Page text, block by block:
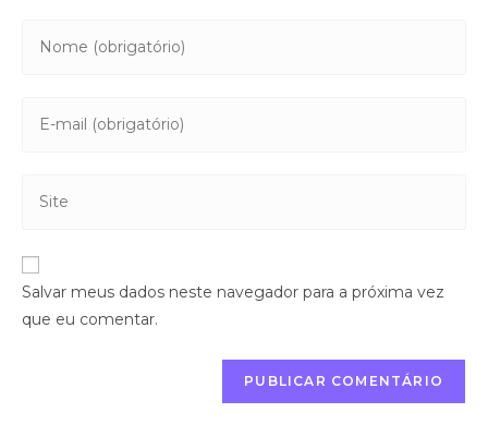
Salvar meus dados neste navegador para a próxima vez
que eu comentar.